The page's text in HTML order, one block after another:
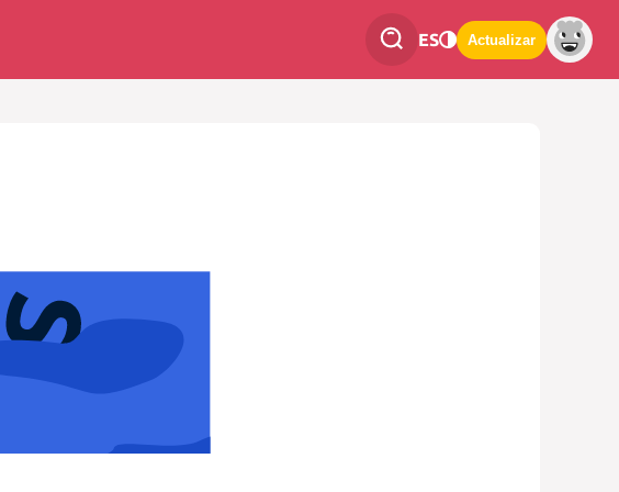
ES Actualizar